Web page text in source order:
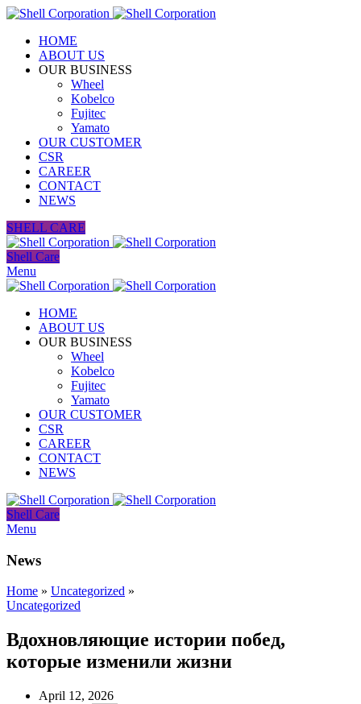
HOME
ABOUT US
OUR BUSINESS
Wheel
Kobelco
Fujitec
Yamato
OUR CUSTOMER
CSR
CAREER
CONTACT
NEWS
SHELL CARE
Shell Care
Menu
HOME
ABOUT US
OUR BUSINESS
Wheel
Kobelco
Fujitec
Yamato
OUR CUSTOMER
CSR
CAREER
CONTACT
NEWS
Shell Care
Menu
News
Home » Uncategorized »
Uncategorized
Вдохновляющие истории побед,
которые изменили жизни
April 12, 2026